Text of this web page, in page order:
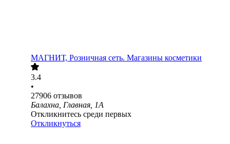
МАГНИТ, Розничная сеть. Магазины косметики
3.4
•
27906 отзывов
Балахна, Главная, 1А
Откликнитесь среди первых
Откликнуться